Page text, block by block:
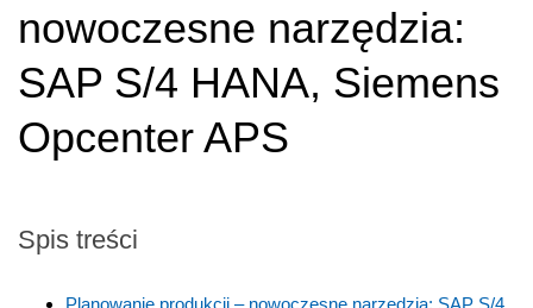
nowoczesne narzędzia:
SAP S/4 HANA, Siemens
Opcenter APS
Spis treści